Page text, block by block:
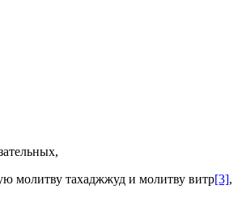
молитву тахаджжуд и молитву витр[3],